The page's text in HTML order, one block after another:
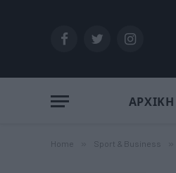
FacebookTwitterInstagram
ΑΡΧΙΚΗ
Home Sport & Business